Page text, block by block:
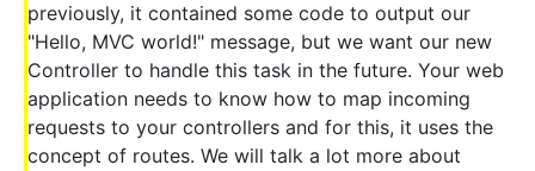
previously, it contained some code to output our
"Hello, MVC world!" message, but we want our new
Controller to handle this task in the future. Your web
application needs to know how to map incoming
requests to your controllers and for this, it uses the
concept of routes. We will talk a lot more about